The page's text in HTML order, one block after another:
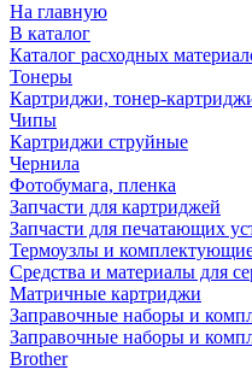
На главную
В каталог
Каталог расходных
Тонеры
Картриджи, тонер-
Чипы
Картриджи струйные
Чернила
Фотобумага, пленка
Запчасти для картриджей
Запчасти для печатающих
Термоузлы и
Средства и материалы для
Матричные картриджи
Заправочные наборы и
Заправочные наборы и
Brother